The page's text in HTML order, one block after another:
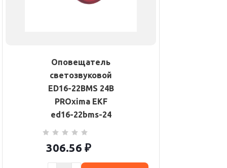
Оповещатель
светозвуковой
ED16-22BMS 24В
PROxima EKF
ed16-22bms-24
306.56 ₽